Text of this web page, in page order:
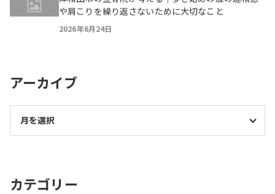
や肩こりを繰り返さないために大切なこと
2026年6月24日
アーカイブ
カテゴリー